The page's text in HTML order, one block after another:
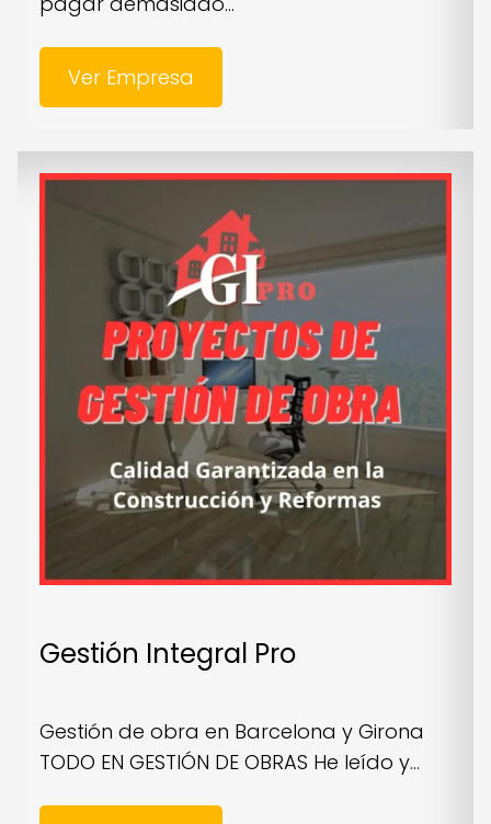
Ver Empresa
Gestión Integral Pro
Gestión de obra en Barcelona y Girona
TODO EN GESTIÓN DE OBRAS He leído y...